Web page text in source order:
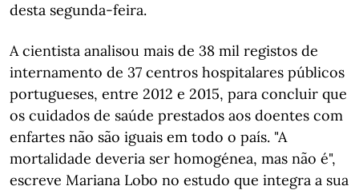
desta segunda-feira.
A cientista analisou mais de 38 mil registos de
internamento de 37 centros hospitalares públicos
portugueses, entre 2012 e 2015, para concluir que
os cuidados de saúde prestados aos doentes com
enfartes não são iguais em todo o país. "A
mortalidade deveria ser homogénea, mas não é",
escreve Mariana Lobo no estudo que integra a sua